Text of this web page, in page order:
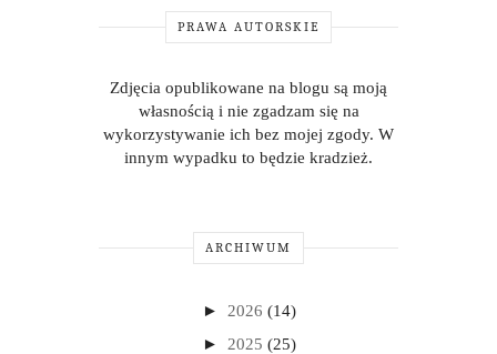
PRAWA AUTORSKIE
Zdjęcia opublikowane na blogu są moją
własnością i nie zgadzam się na
wykorzystywanie ich bez mojej zgody. W
innym wypadku to będzie kradzież.
ARCHIWUM
► 2026 (14)
► 2025 (25)